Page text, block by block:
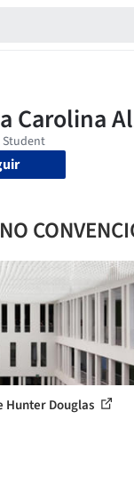
Hunter Douglas